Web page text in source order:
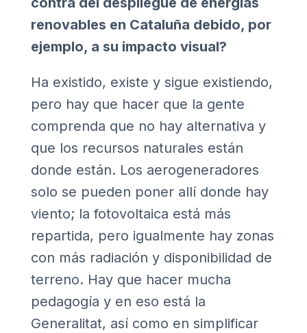
renovables en Cataluña debido, por
ejemplo, a su impacto visual?
Ha existido, existe y sigue existiendo,
pero hay que hacer que la gente
comprenda que no hay alternativa y
que los recursos naturales están
donde están. Los aerogeneradores
solo se pueden poner allí donde hay
viento; la fotovoltaica está más
repartida, pero igualmente hay zonas
con más radiación y disponibilidad de
terreno. Hay que hacer mucha
pedagogía y en eso está la
Generalitat, así como en simplificar